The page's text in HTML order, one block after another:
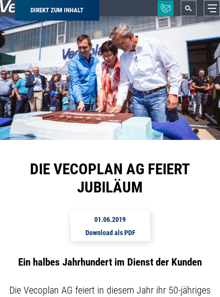
DIREKT ZUM INHALT
Pfadnavigation
DIE VECOPLAN AG FEIERT
JUBILÄUM
01.06.2019
Download als PDF
Ein halbes Jahrhundert im Dienst der Kunden
Die Vecoplan AG feiert in diesem Jahr ihr 50-jähriges